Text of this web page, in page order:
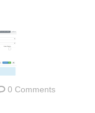
0 Comments